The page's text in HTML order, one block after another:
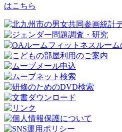
はこちら